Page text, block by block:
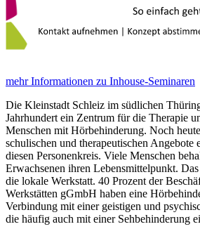
mehr Informationen zu Inhouse-Seminaren
Die Kleinstadt Schleiz im südlichen
Jahrhundert ein Zentrum für die Therapie
Menschen mit Hörbehinderung. Noch
schulischen und therapeutischen
diesen Personenkreis. Viele Menschen
Erwachsenen ihren Lebensmittelpunkt.
die lokale Werkstatt. 40 Prozent der
Werkstätten gGmbH haben eine
Verbindung mit einer geistigen und
die häufig auch mit einer Sehbehinderung